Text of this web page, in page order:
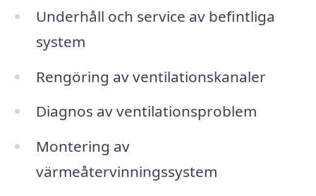
Underhåll och service av befintliga
system
Rengöring av ventilationskanaler
Diagnos av ventilationsproblem
Montering av
värmeåtervinningssystem